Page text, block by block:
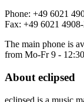
Phone: +49 6021
Fax: +49 6021
The main phone is
from Mo-Fr 9 -
About eclipsed
eclipsed is a music